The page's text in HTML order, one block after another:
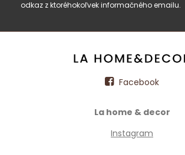
odkaz z ktoréhokoľvek informačného emailu.
Facebook
La home & decor
Instagram